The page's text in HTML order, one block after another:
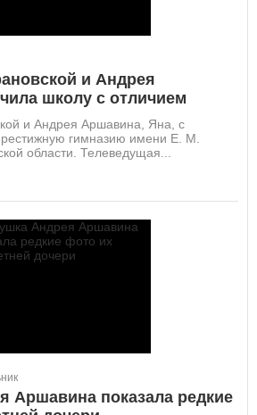
и Андрея
школу с отличием
и Андрея Аршавина, Яна, с
гимназию имени Е. М.
области. Телеведущая...
Аршавина показала редкие